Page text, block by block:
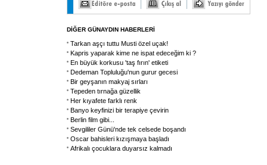
DİĞER GÜNAYDIN HABERLERİ
Tarkan aşçı tuttu Musti özel uçak!
Kapris yaparak kime ne ispat edeceğim ki ?
En büyük korkusu 'taş fırın' etiketi
Dedeman Topluluğu'nun gurur gecesi
Bir geyşanın makyaj sırları
Tepeden tırnağa güzellik
Her kıyafete farklı renk
Banyo keyfinizi bir terapiye çevirin
Berlin film gibi...
Sevgililer Günü'nde tek celsede boşandı
Oscar bahisleri kızışmaya başladı
Afrikalı çocuklara duyarsız kalmadı